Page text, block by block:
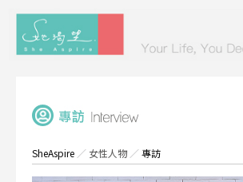
SheAspire ／ 女性人物／專訪